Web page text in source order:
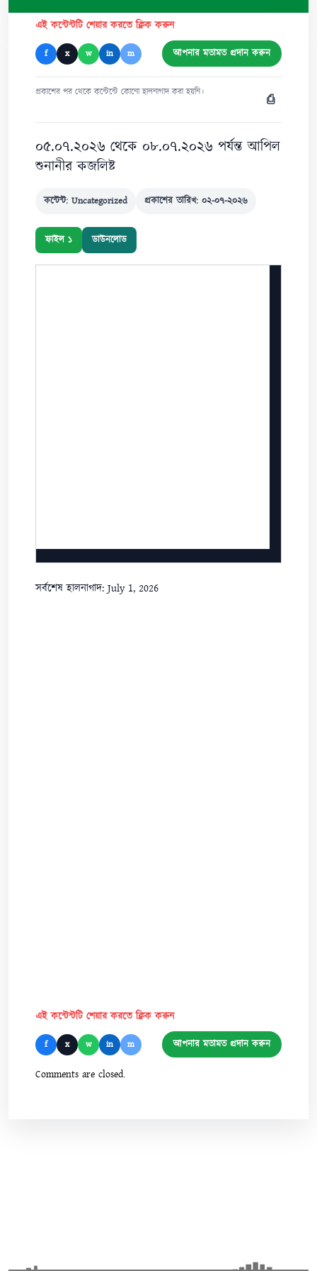
এই কন্টেন্টটি শেয়ার করতে ক্লিক করুন
f x w in m আপনার মতামত প্রদান করুন
প্রকাশের পর থেকে কন্টেন্টে কোনো হালনাগাদ করা হয়নি। ⎙
০৫.০৭.২০২৬ থেকে ০৮.০৭.২০২৬ পর্যন্ত আপিল
শুনানীর কজলিষ্ট
কন্টেন্ট: Uncategorized প্রকাশের তারিখ: ০২-০৭-২০২৬
ফাইল ১ ডাউনলোড
সর্বশেষ হালনাগাদ: July 1, 2026
এই কন্টেন্টটি শেয়ার করতে ক্লিক করুন
f x w in m আপনার মতামত প্রদান করুন
Comments are closed.